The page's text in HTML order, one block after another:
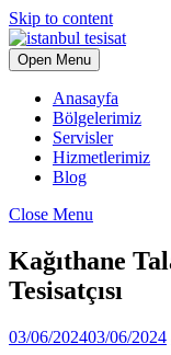
Skip to content
Open Menu
Anasayfa
Bölgelerimiz
Servisler
Hizmetlerimiz
Blog
Close Menu
Kağıthane
Tesisatçısı
03/06/202403/06/2024